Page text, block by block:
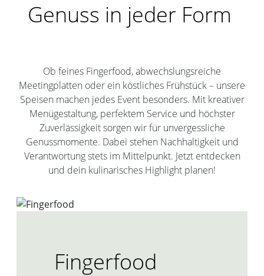
Genuss in jeder Form
Ob feines Fingerfood, abwechslungsreiche
Meetingplatten oder ein köstliches Frühstück – unsere
Speisen machen jedes Event besonders. Mit kreativer
Menügestaltung, perfektem Service und höchster
Zuverlässigkeit sorgen wir für unvergessliche
Genussmomente. Dabei stehen Nachhaltigkeit und
Verantwortung stets im Mittelpunkt. Jetzt entdecken
und dein kulinarisches Highlight planen!
Fingerfood